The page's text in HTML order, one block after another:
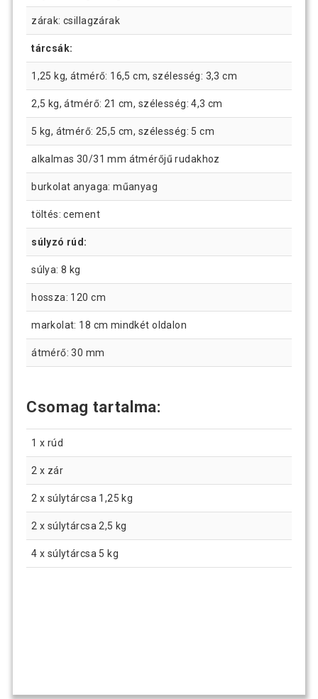
zárak: csillagzárak
tárcsák:
1,25 kg, átmérő: 16,5 cm, szélesség: 3,3 cm
2,5 kg, átmérő: 21 cm, szélesség: 4,3 cm
5 kg, átmérő: 25,5 cm, szélesség: 5 cm
alkalmas 30/31 mm átmérőjű rudakhoz
burkolat anyaga: műanyag
töltés: cement
súlyzó rúd:
súlya: 8 kg
hossza: 120 cm
markolat: 18 cm mindkét oldalon
átmérő: 30 mm
Csomag tartalma:
1 x rúd
2 x zár
2 x súlytárcsa 1,25 kg
2 x súlytárcsa 2,5 kg
4 x súlytárcsa 5 kg